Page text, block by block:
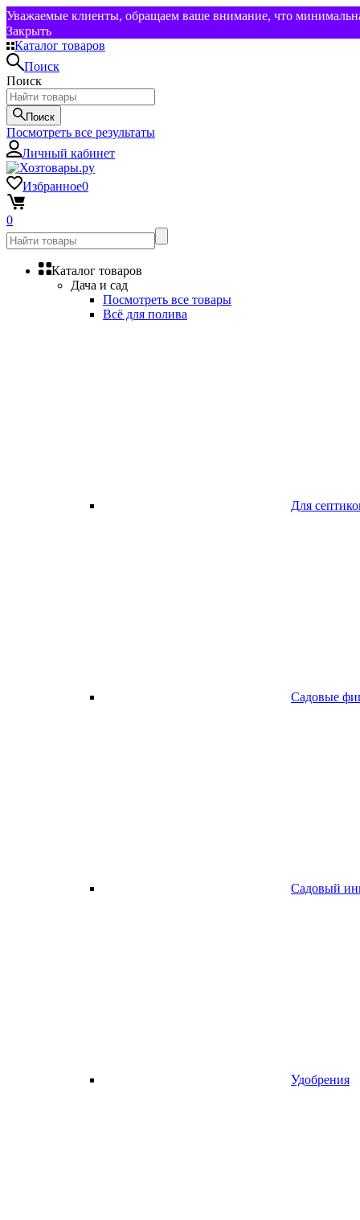
Уважаемые клиенты, обращаем ваше внимание, что
Закрыть
Каталог товаров
Поиск
Поиск
Поиск
Посмотреть все результаты
Личный кабинет
Избранное0
0
Каталог товаров
Дача и сад
Посмотреть все товары
Всё для полива
Для
Садовые
Садовый
Удобрения